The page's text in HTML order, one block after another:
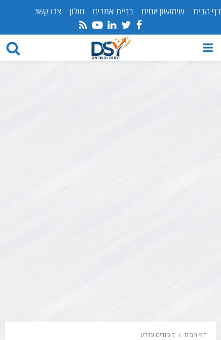
דף הבית שימושון יזמים בניית אתרים חולון צרו קשר
Facebook
Twitter
Linkedin
Youtube
Rss
PRIMARY
דף הבית
לימודים ומידע